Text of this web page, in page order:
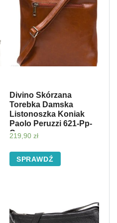
Divino Skórzana
Torebka Damska
Listonoszka Koniak
Paolo Peruzzi 621-Pp-
Cg
219,90 zł
SPRAWDŹ